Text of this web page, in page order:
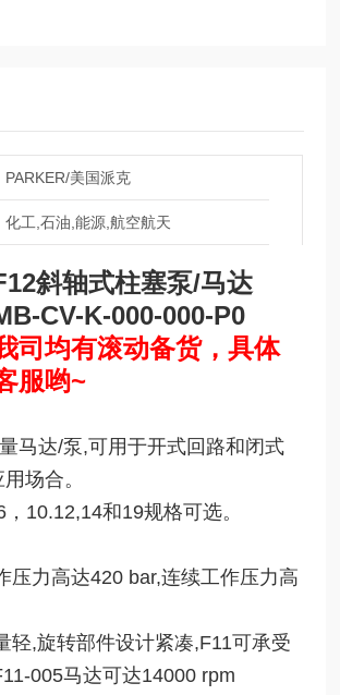
PARKER/美国派克
化工,石油,能源,航空航天
斜轴式柱塞泵/马达
CV-K-000-000-P0
司均有滚动备货，具体
服哟~
马达/泵,可用于开式回路和闭式
场合。
10.12,14和19规格可选。
压力高达420 bar,连续工作压力高
轻,旋转部件设计紧凑,F11可承受
005马达可达14000 rpm